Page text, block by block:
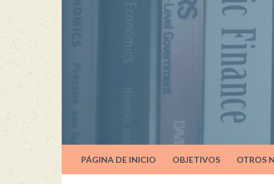
PÁGINA DE INICIO OBJETIVOS OTROS